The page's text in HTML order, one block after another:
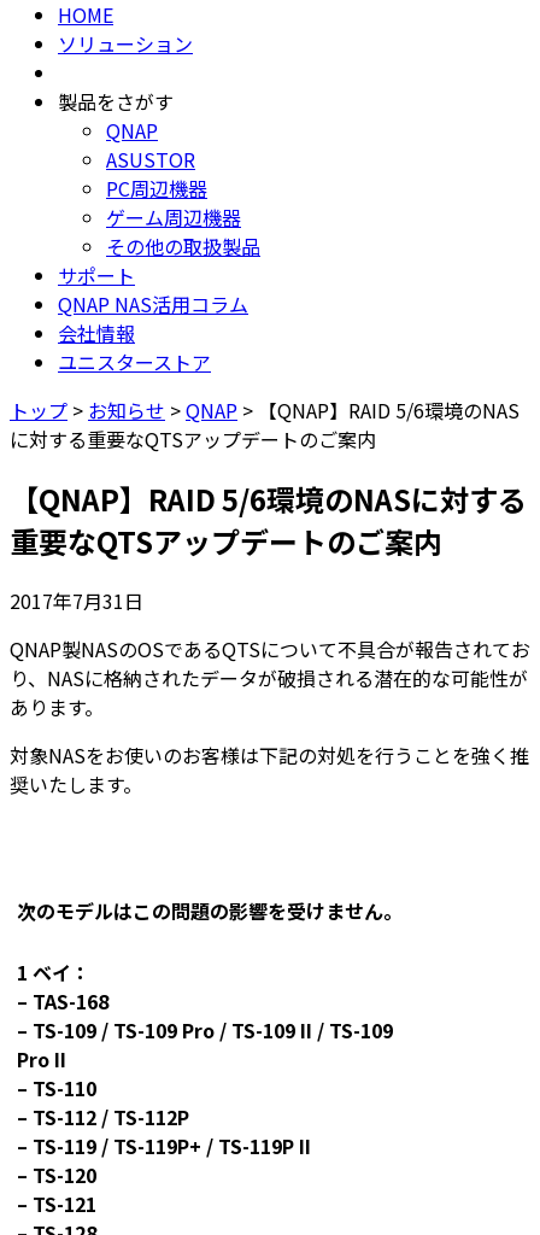
HOME
ソリューション
製品をさがす
QNAP
ASUSTOR
PC周辺機器
ゲーム周辺機器
その他の取扱製品
サポート
QNAP NAS活用コラム
会社情報
ユニスターストア
トップ > お知らせ >QNAP > 【QNAP】RAID 5/6環境のNAS
に対する重要なQTSアップデートのご案内
【QNAP】RAID 5/6環境のNASに対する
重要なQTSアップデートのご案内
2017年7月31日
QNAP製NASのOSであるQTSについて不具合が報告されてお
り、NASに格納されたデータが破損される潜在的な可能性が
あります。
対象NASをお使いのお客様は下記の対処を行うことを強く推
奨いたします。
次のモデルはこの問題の影響を受けません。
1 ベイ：
– TAS-168
– TS-109 / TS-109 Pro / TS-109 II / TS-109
Pro II
– TS-110
– TS-112 / TS-112P
– TS-119 / TS-119P+ / TS-119P II
– TS-120
– TS-121